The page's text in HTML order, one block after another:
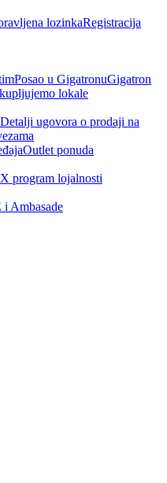
lozinkaRegistracija
Posao u GigatronuGigatron
lokale
Detalji ugovora o prodaji na
Outlet ponuda
program lojalnosti
Ambasade